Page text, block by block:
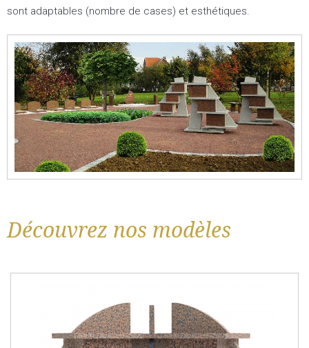
sont adaptables (nombre de cases) et esthétiques.
Découvrez nos modèles